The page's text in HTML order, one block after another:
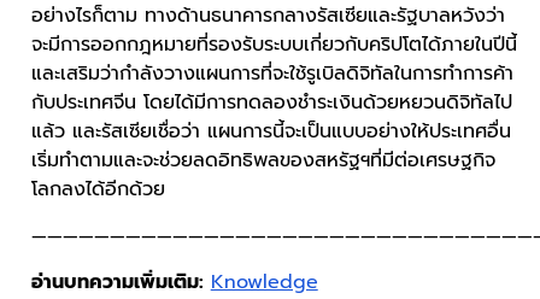
อย่างไรก็ตาม ทางด้านธนาคารกลางรัสเซียและรัฐบาลหวังว่า
จะมีการออกกฎหมายที่รองรับระบบเกี่ยวกับคริปโตได้ภายในปีนี้
และเสริมว่ากำลังวางแผนการที่จะใช้รูเบิลดิจิทัลในการทำการค้า
กับประเทศจีน โดยได้มีการทดลองชำระเงินด้วยหยวนดิจิทัลไป
แล้ว และรัสเซียเชื่อว่า แผนการนี้จะเป็นแบบอย่างให้ประเทศอื่น
เริ่มทำตามและจะช่วยลดอิทธิพลของสหรัฐฯที่มีต่อเศรษฐกิจ
โลกลงได้อีกด้วย
อ่านบทความเพิ่มเติม: Knowledge